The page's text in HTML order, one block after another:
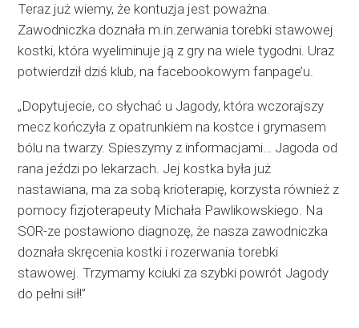
Teraz już wiemy, że kontuzja jest poważna.
Zawodniczka doznała m.in.zerwania torebki stawowej
kostki, która wyeliminuje ją z gry na wiele tygodni. Uraz
potwierdził dziś klub, na facebookowym fanpage’u.
„Dopytujecie, co słychać u Jagody, która wczorajszy
mecz kończyła z opatrunkiem na kostce i grymasem
bólu na twarzy. Spieszymy z informacjami… Jagoda od
rana jeździ po lekarzach. Jej kostka była już
nastawiana, ma za sobą krioterapię, korzysta również z
pomocy fizjoterapeuty Michała Pawlikowskiego. Na
SOR-ze postawiono diagnozę, że nasza zawodniczka
doznała skręcenia kostki i rozerwania torebki
stawowej. Trzymamy kciuki za szybki powrót Jagody
do pełni sił!”